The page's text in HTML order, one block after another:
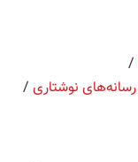
/
نوشتاری /